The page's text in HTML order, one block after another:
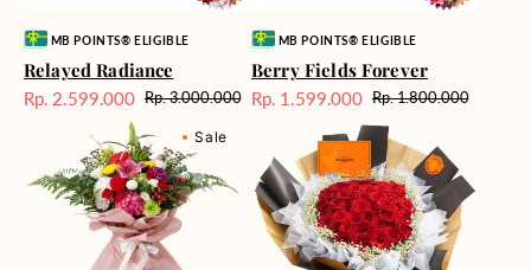
Vendor:MB POINTS® ELIGIBLE
Relayed Radiance
Harga
Rp. 2.599.000 Harga
reguler
Rp. 3.000.000
Vendor:MB POINTS® ELIGIBLE
Berry Fields Forever
Harga
Rp. 1.599.000 Harga
reguler
Rp. 1.800.000
Sale
(Premium
Edition)